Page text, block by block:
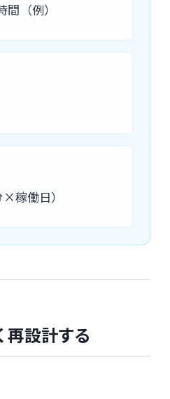
（例）
稼働日）
再設計する